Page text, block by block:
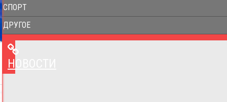
СПОРТ
ДРУГОЕ
НОВОСТИ